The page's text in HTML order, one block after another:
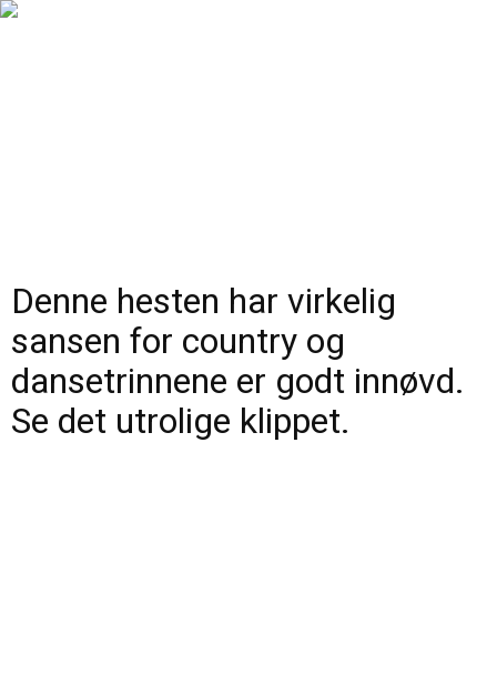
Denne hesten har virkelig
sansen for country og
dansetrinnene er godt innøvd.
Se det utrolige klippet.